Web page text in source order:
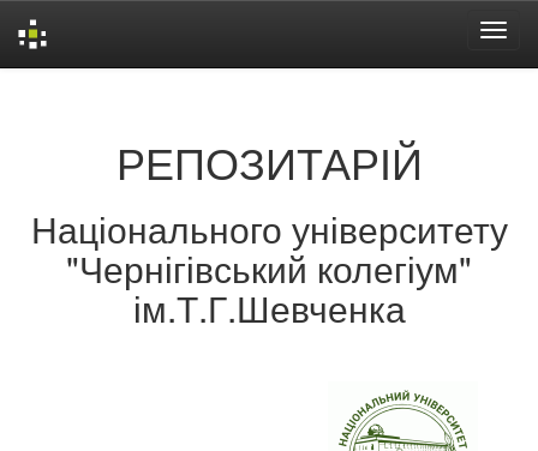
РЕПОЗИТАРІЙ
Національного університету
"Чернігівський колегіум"
ім.Т.Г.Шевченка